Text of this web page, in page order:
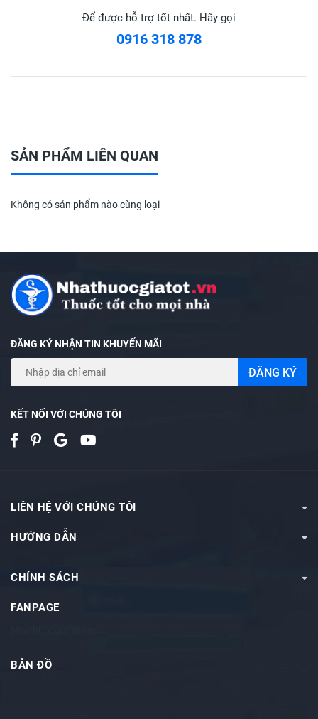
Để được hỗ trợ tốt nhất. Hãy gọi
0916 318 878
SẢN PHẨM LIÊN QUAN
Không có sản phẩm nào cùng loại
ĐĂNG KÝ NHẬN TIN KHUYẾN MÃI
ĐĂNG KÝ
KẾT NỐI VỚI CHÚNG TÔI
LIÊN HỆ VỚI CHÚNG TÔI
HƯỚNG DẪN
CHÍNH SÁCH
FANPAGE
BẢN ĐỒ